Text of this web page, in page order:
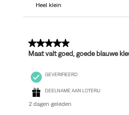
Heel klein
5 van 5 sterren.
Maat valt goed, goede blauwe
GEVERIFIEERD
DEELNAME AAN LOTERIJ
2 dagen geleden